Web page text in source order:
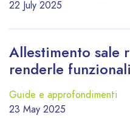
22 July 2025
Allestimento sale
renderle
Guide e approfondimenti
23 May 2025